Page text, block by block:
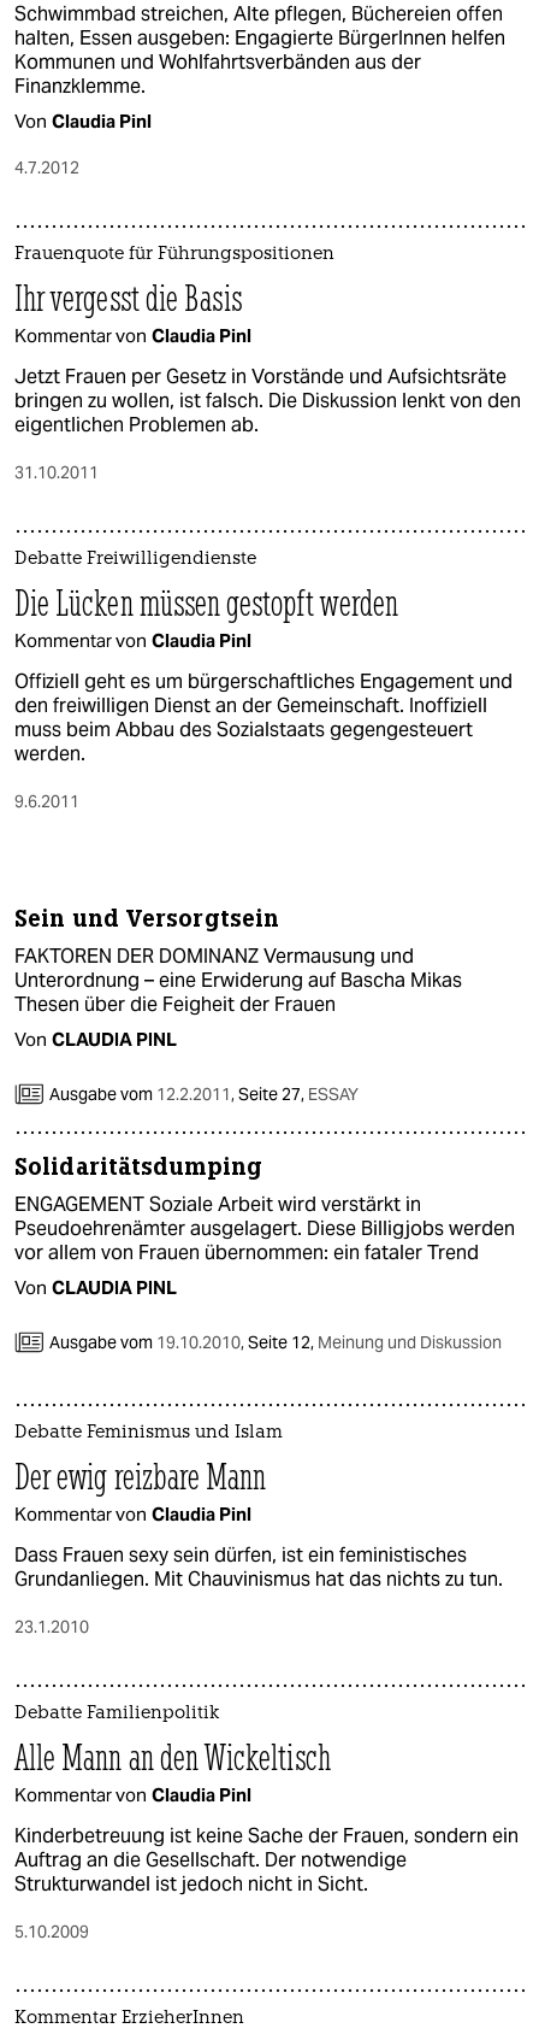
Schwimmbad streichen, Alte pflegen, Büchereien offen
halten, Essen ausgeben: Engagierte BürgerInnen helfen
Kommunen und Wohlfahrtsverbänden aus der
Finanzklemme.
Von Claudia Pinl
4.7.2012
Frauenquote für Führungspositionen
Ihr vergesst die Basis
Kommentar von Claudia Pinl
Jetzt Frauen per Gesetz in Vorstände und Aufsichtsräte
bringen zu wollen, ist falsch. Die Diskussion lenkt von den
eigentlichen Problemen ab.
31.10.2011
Debatte Freiwilligendienste
Die Lücken müssen gestopft werden
Kommentar von Claudia Pinl
Offiziell geht es um bürgerschaftliches Engagement und
den freiwilligen Dienst an der Gemeinschaft. Inoffiziell
muss beim Abbau des Sozialstaats gegengesteuert
werden.
9.6.2011
Sein und Versorgtsein
FAKTOREN DER DOMINANZ Vermausung und
Unterordnung – eine Erwiderung auf Bascha Mikas
Thesen über die Feigheit der Frauen
Von CLAUDIA PINL
Ausgabe vom 12.2.2011,Seite 27, ESSAY
Solidaritätsdumping
ENGAGEMENT Soziale Arbeit wird verstärkt in
Pseudoehrenämter ausgelagert. Diese Billigjobs werden
vor allem von Frauen übernommen: ein fataler Trend
Von CLAUDIA PINL
Ausgabe vom 19.10.2010,Seite 12, Meinung und Diskussion
Debatte Feminismus und Islam
Der ewig reizbare Mann
Kommentar von Claudia Pinl
Dass Frauen sexy sein dürfen, ist ein feministisches
Grundanliegen. Mit Chauvinismus hat das nichts zu tun.
23.1.2010
Debatte Familienpolitik
Alle Mann an den Wickeltisch
Kommentar von Claudia Pinl
Kinderbetreuung ist keine Sache der Frauen, sondern ein
Auftrag an die Gesellschaft. Der notwendige
Strukturwandel ist jedoch nicht in Sicht.
5.10.2009
Kommentar ErzieherInnen